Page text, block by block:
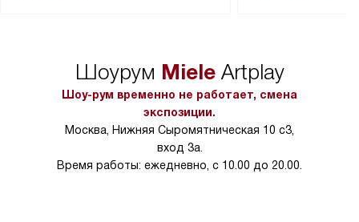
в условиях
тарифы на услуги
Шоурум MieleArtplay
Шоу-рум временно не работает, смена
экспозиции.
Москва, Нижняя Сыромятническая 10 с3,
вход 3а.
Время работы: ежедневно, с 10.00 до 20.00.